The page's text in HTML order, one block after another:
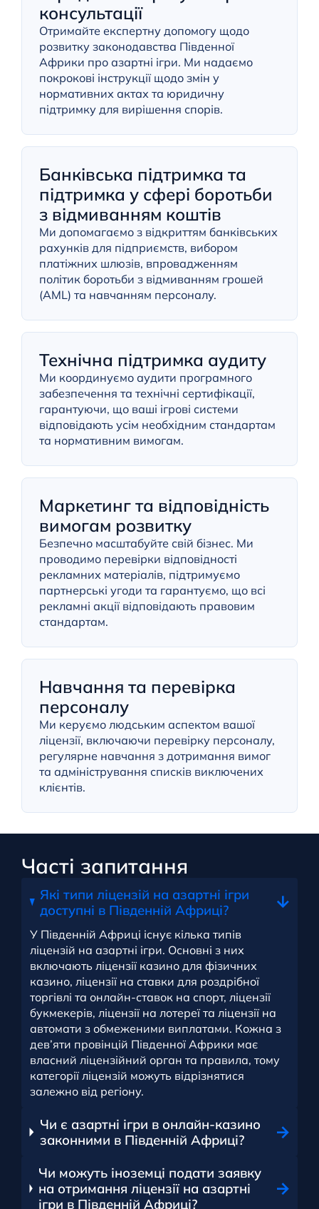
консультації
Отримайте експертну допомогу щодо
розвитку законодавства Південної
Африки про азартні ігри. Ми надаємо
покрокові інструкції щодо змін у
нормативних актах та юридичну
підтримку для вирішення спорів.
Банківська підтримка та
підтримка у сфері боротьби
з відмиванням коштів
Ми допомагаємо з відкриттям банківських
рахунків для підприємств, вибором
платіжних шлюзів, впровадженням
політик боротьби з відмиванням грошей
(AML) та навчанням персоналу.
Технічна підтримка аудиту
Ми координуємо аудити програмного
забезпечення та технічні сертифікації,
гарантуючи, що ваші ігрові системи
відповідають усім необхідним стандартам
та нормативним вимогам.
Маркетинг та відповідність
вимогам розвитку
Безпечно масштабуйте свій бізнес. Ми
проводимо перевірки відповідності
рекламних матеріалів, підтримуємо
партнерські угоди та гарантуємо, що всі
рекламні акції відповідають правовим
стандартам.
Навчання та перевірка
персоналу
Ми керуємо людським аспектом вашої
ліцензії, включаючи перевірку персоналу,
регулярне навчання з дотримання вимог
та адміністрування списків виключених
клієнтів.
Часті запитання
Які типи ліцензій на азартні ігри
доступні в Південній Африці?
У Південній Африці існує кілька типів
ліцензій на азартні ігри. Основні з них
включають ліцензії казино для фізичних
казино, ліцензії на ставки для роздрібної
торгівлі та онлайн-ставок на спорт, ліцензії
букмекерів, ліцензії на лотереї та ліцензії на
автомати з обмеженими виплатами. Кожна з
дев’яти провінцій Південної Африки має
власний ліцензійний орган та правила, тому
категорії ліцензій можуть відрізнятися
залежно від регіону.
Чи є азартні ігри в онлайн-казино
законними в Південній Африці?
Чи можуть іноземці подати заявку
на отримання ліцензії на азартні
ігри в Південній Африці?